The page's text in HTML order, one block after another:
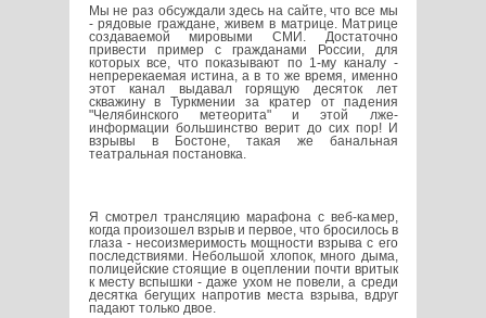
Мы не раз обсуждали здесь на сайте, что все мы
- рядовые граждане, живем в матрице. Матрице
создаваемой мировыми СМИ. Достаточно
привести пример с гражданами России, для
которых все, что показывают по 1-му каналу -
непререкаемая истина, а в то же время, именно
этот канал выдавал горящую десяток лет
скважину в Туркмении за кратер от падения
"Челябинского метеорита" и этой лже-
информации большинство верит до сих пор! И
взрывы в Бостоне, такая же банальная
театральная постановка.
Я смотрел трансляцию марафона с веб-камер,
когда произошел взрыв и первое, что бросилось в
глаза - несоизмеримость мощности взрыва с его
последствиями. Небольшой хлопок, много дыма,
полицейские стоящие в оцеплении почти вритык
к месту вспышки - даже ухом не повели, а среди
десятка бегущих напротив места взрыва, вдруг
падают только двое.